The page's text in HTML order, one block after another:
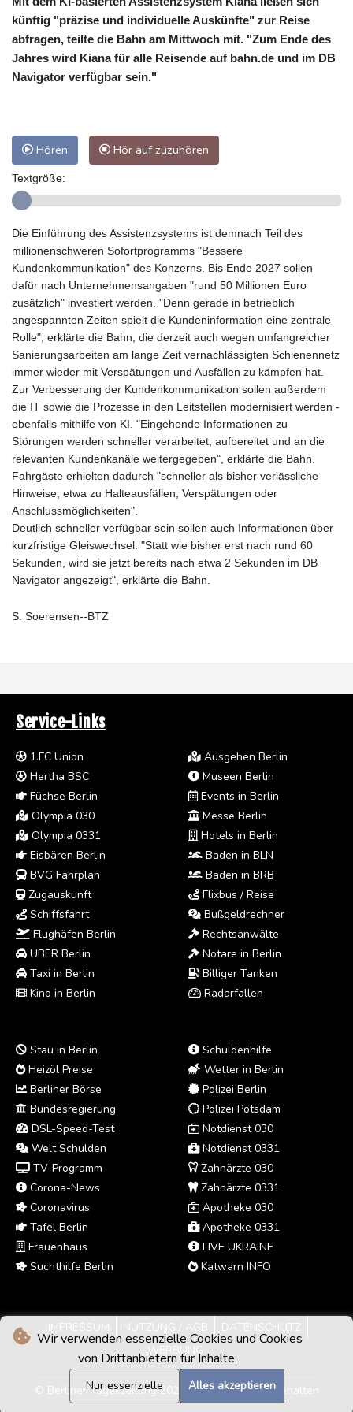
Wir verwenden essenzielle Cookies und Cookies
von Drittanbietern für Inhalte.
Nur essenzielle Alles akzeptieren
künftig "präzise und individuelle Auskünfte" zur Reise
abfragen, teilte die Bahn am Mittwoch mit. "Zum Ende des
Jahres wird Kiana für alle Reisende auf bahn.de und im DB
Navigator verfügbar sein."
Hören Hör auf zuzuhören
Textgröße:
Die Einführung des Assistenzsystems ist demnach Teil des
millionenschweren Sofortprogramms "Bessere
Kundenkommunikation" des Konzerns. Bis Ende 2027 sollen
dafür nach Unternehmensangaben "rund 50 Millionen Euro
zusätzlich" investiert werden. "Denn gerade in betrieblich
angespannten Zeiten spielt die Kundeninformation eine zentrale
Rolle", erklärte die Bahn, die derzeit auch wegen umfangreicher
Sanierungsarbeiten am lange Zeit vernachlässigten Schienennetz
immer wieder mit Verspätungen und Ausfällen zu kämpfen hat.
Zur Verbesserung der Kundenkommunikation sollen außerdem
die IT sowie die Prozesse in den Leitstellen modernisiert werden -
ebenfalls mithilfe von KI. "Eingehende Informationen zu
Störungen werden schneller verarbeitet, aufbereitet und an die
relevanten Kundenkanäle weitergegeben", erklärte die Bahn.
Fahrgäste erhielten dadurch "schneller als bisher verlässliche
Hinweise, etwa zu Halteausfällen, Verspätungen oder
Anschlussmöglichkeiten".
Deutlich schneller verfügbar sein sollen auch Informationen über
kurzfristige Gleiswechsel: "Statt wie bisher erst nach rund 60
Sekunden, wird sie jetzt bereits nach etwa 2 Sekunden im DB
Navigator angezeigt", erklärte die Bahn.
S. Soerensen--BTZ
Service-Links
1.FC Union
Hertha BSC
Füchse Berlin
Olympia 030
Olympia 0331
Eisbären Berlin
BVG Fahrplan
Zugauskunft
Schiffsfahrt
Flughäfen Berlin
UBER Berlin
Taxi in Berlin
Kino in Berlin
Ausgehen Berlin
Museen Berlin
Events in Berlin
Messe Berlin
Hotels in Berlin
Baden in BLN
Baden in BRB
Flixbus / Reise
Bußgeldrechner
Rechtsanwälte
Notare in Berlin
Billiger Tanken
Radarfallen
Stau in Berlin
Heizöl Preise
Berliner Börse
Bundesregierung
DSL-Speed-Test
Welt Schulden
TV-Programm
Corona-News
Coronavirus
Tafel Berlin
Frauenhaus
Suchthilfe Berlin
Schuldenhilfe
Wetter in Berlin
Polizei Berlin
Polizei Potsdam
Notdienst 030
Notdienst 0331
Zahnärzte 030
Zahnärzte 0331
Apotheke 030
Apotheke 0331
LIVE UKRAINE
Katwarn INFO
IMPRESSUM NUTZUNG / AGB
DATENSCHUTZ
WERBUNG
© Berliner Tageszeitung 2026 - Alle Rechte vorbehalten